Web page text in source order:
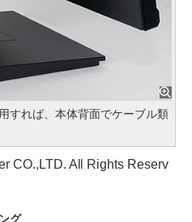
すれば、本体背面でケーブル類
CO.,LTD. All Rights Reserv
グ